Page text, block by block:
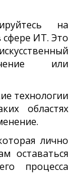
на
сфере ИТ. Это
или
технологии
областях
лично
оставаться
процесса